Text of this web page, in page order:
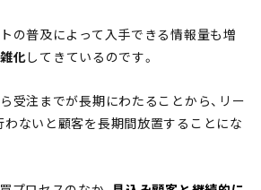
の普及によって入手できる情報量も増
化してきているのです。
受注までが長期にわたることから、リー
わないと顧客を長期間放置することにな